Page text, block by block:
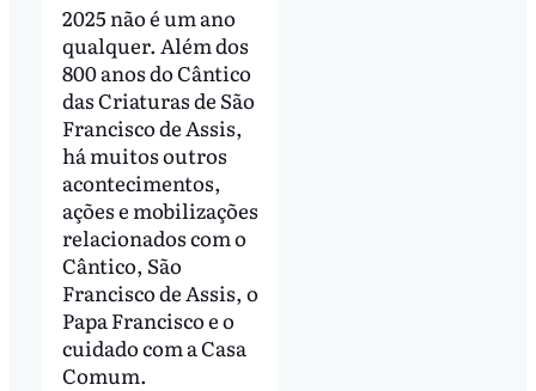
2025 não é um ano
qualquer. Além dos
800 anos do Cântico
das Criaturas de São
Francisco de Assis,
há muitos outros
acontecimentos,
ações e mobilizações
relacionados com o
Cântico, São
Francisco de Assis, o
Papa Francisco e o
cuidado com a Casa
Comum.